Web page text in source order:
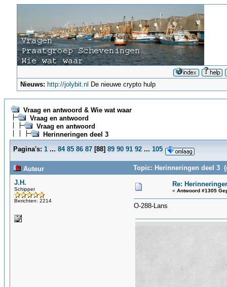
Nieuws: http://jolybit.nl De nieuwe crypto hulp
Vraag en antwoord & Wie wat waar
Vraag en antwoord
Vraag en antwoord
Herinneringen deel 3
Pagina's: 1 ... 84 85 86 87 [88] 89 90 91 92 ... 105
Auteur
Topic: Herinneringen deel 3
J.H.
Schipper
Berichten: 2214
Re:
« Antwoord #1305
O-288-Lans